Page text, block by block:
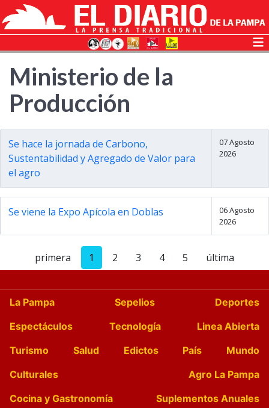
Ministerio de la
Producción
Se hace la jornada de Carbono,
Sustentabilidad y Agregado de Valor para
el agro
07 Agosto
2026
Se viene la Expo Apícola en Doblas
06 Agosto
2026
primera 1 2 3 4 5 última
La Pampa Sepelios
Deportes
Espectáculos
Tecnología
Linea Abierta
Turismo
Salud Edictos País
Mundo
Culturales
Agro La Pampa
Cocina y Gastronomía
Suplementos Anuales